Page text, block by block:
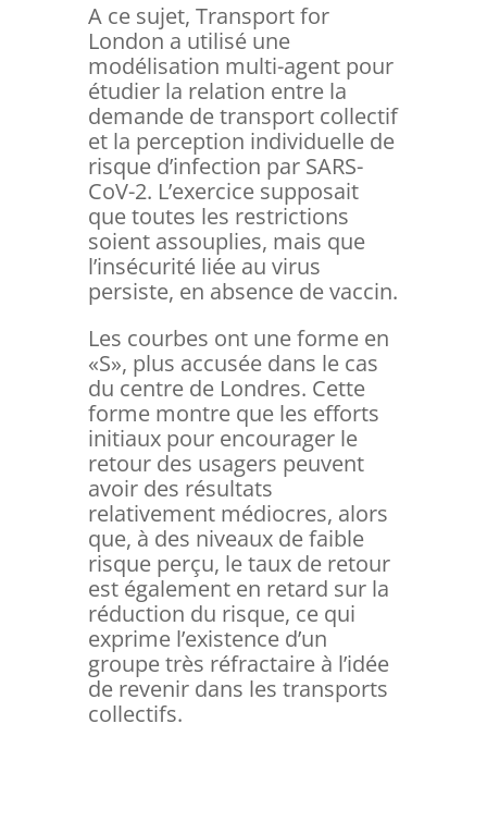
A ce sujet, Transport for
London a utilisé une
modélisation multi-agent pour
étudier la relation entre la
demande de transport collectif
et la perception individuelle de
risque d’infection par SARS-
CoV-2. L’exercice supposait
que toutes les restrictions
soient assouplies, mais que
l’insécurité liée au virus
persiste, en absence de vaccin.
Les courbes ont une forme en
«S», plus accusée dans le cas
du centre de Londres. Cette
forme montre que les efforts
initiaux pour encourager le
retour des usagers peuvent
avoir des résultats
relativement médiocres, alors
que, à des niveaux de faible
risque perçu, le taux de retour
est également en retard sur la
réduction du risque, ce qui
exprime l’existence d’un
groupe très réfractaire à l’idée
de revenir dans les transports
collectifs.